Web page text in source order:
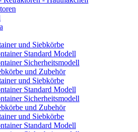
und Siebkörbe
Standard Modell
Sicherheitsmodell
und Zubehör
und Siebkörbe
Standard Modell
Sicherheitsmodell
und Zubehör
und Siebkörbe
Standard Modell